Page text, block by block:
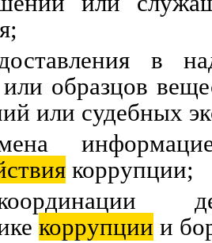
в
образцов
или судебных
коррупции;
коррупции и